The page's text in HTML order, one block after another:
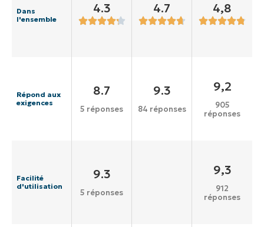
Dans
l'ensemble
4.3 4.7 4,8
Répond aux
exigences
8.7
5 réponses
9.3
84 réponses
9,2
905
réponses
Facilité
d'utilisation
9.3
5 réponses
9,3
912
réponses